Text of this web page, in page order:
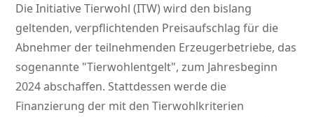
Die Initiative Tierwohl (ITW) wird den bislang
geltenden, verpflichtenden Preisaufschlag für die
Abnehmer der teilnehmenden Erzeugerbetriebe, das
sogenannte Tierwohlentgelt , zum Jahresbeginn
2024 abschaffen. Stattdessen werde die
Finanzierung der mit den Tierwohlkriterien